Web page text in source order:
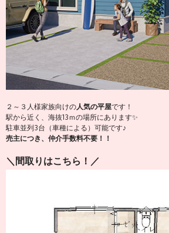
２～３人様家族向けの人気の平屋です！
駅から近く、海抜13ｍの場所にあります✨
駐車並列3台（車種による）可能です♪
売主につき、仲介手数料不要！！
＼間取りはこちら！／